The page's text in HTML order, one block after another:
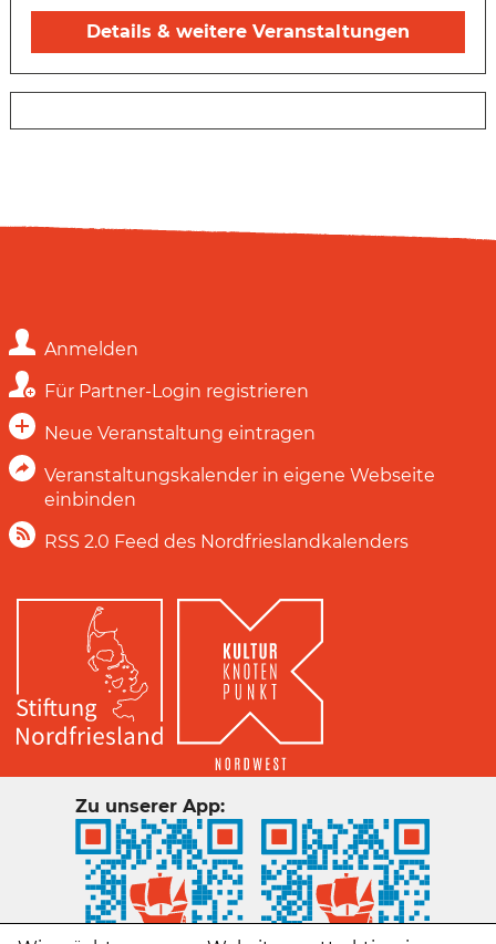
Details & weitere Veranstaltungen
Anmelden
Für Partner-Login registrieren
Neue Veranstaltung eintragen
Veranstaltungskalender in eigene Webseite
einbinden
RSS 2.0 Feed des Nordfrieslandkalenders
Zu unserer App: